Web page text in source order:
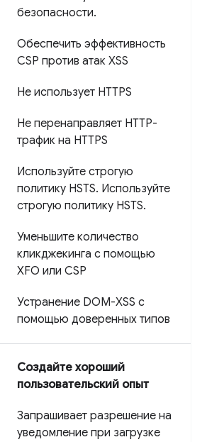
безопасности.
Обеспечить эффективность
CSP против атак XSS
Не использует HTTPS
Не перенаправляет HTTP-
трафик на HTTPS
Используйте строгую
политику HSTS. Используйте
строгую политику HSTS.
Уменьшите количество
кликджекинга с помощью
XFO или CSP
Устранение DOM-XSS с
помощью доверенных типов
Создайте хороший
пользовательский опыт
Запрашивает разрешение на
уведомление при загрузке